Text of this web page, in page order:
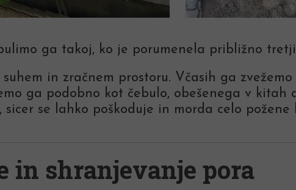
ga takoj, ko je porumenela približno
in zračnem prostoru. Včasih ga
ga podobno kot čebulo, obešenega v kitah
se lahko poškoduje in morda celo požene
in shranjevanje pora